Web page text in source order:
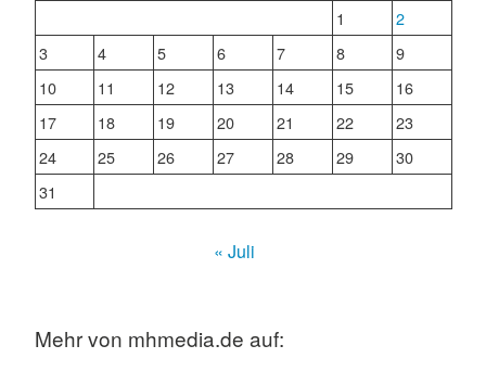
1
2
3
4 5 6 7 8
9
10
11 12 13 14 15
16
17
18 19 20 21 22
23
24
25 26 27 28 29
30
31
« Juli
Mehr von mhmedia.de auf: